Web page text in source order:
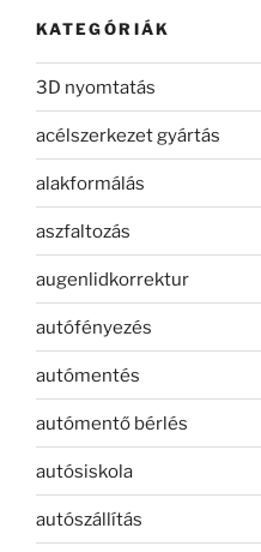
KATEGÓRIÁK
3D nyomtatás
acélszerkezet gyártás
alakformálás
aszfaltozás
augenlidkorrektur
autófényezés
autómentés
autómentő bérlés
autósiskola
autószállítás